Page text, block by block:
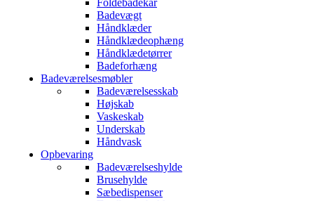
Foldebadekar
Badevægt
Håndklæder
Håndklædeophæng
Håndklædetørrer
Badeforhæng
Badeværelsesmøbler
Badeværelsesskab
Højskab
Vaskeskab
Underskab
Håndvask
Opbevaring
Badeværelseshylde
Brusehylde
Sæbedispenser